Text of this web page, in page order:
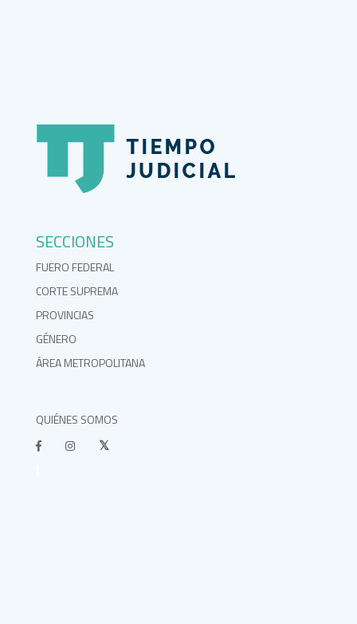
SECCIONES
FUERO FEDERAL
CORTE SUPREMA
PROVINCIAS
GÉNERO
ÁREA METROPOLITANA
QUIÉNES SOMOS